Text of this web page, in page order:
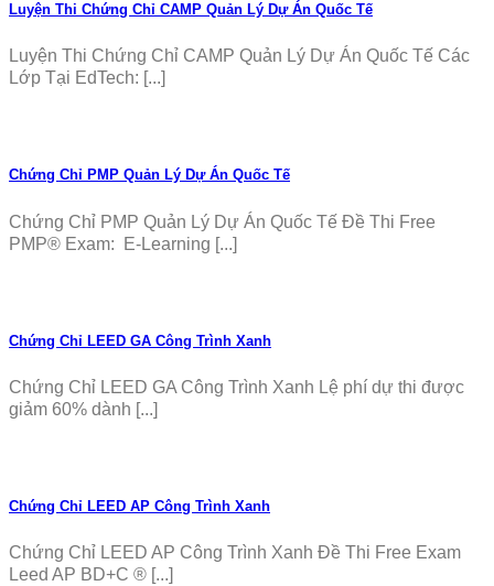
Luyện Thi Chứng Chỉ CAMP Quản Lý Dự Án Quốc Tế
Luyện Thi Chứng Chỉ CAMP Quản Lý Dự Án Quốc Tế Các
Lớp Tại EdTech: [...]
Chứng Chỉ PMP Quản Lý Dự Án Quốc Tế
Chứng Chỉ PMP Quản Lý Dự Án Quốc Tế Đề Thi Free
PMP® Exam: E-Learning [...]
Chứng Chỉ LEED GA Công Trình Xanh
Chứng Chỉ LEED GA Công Trình Xanh Lệ phí dự thi được
giảm 60% dành [...]
Chứng Chỉ LEED AP Công Trình Xanh
Chứng Chỉ LEED AP Công Trình Xanh Đề Thi Free Exam
Leed AP BD+C ® [...]